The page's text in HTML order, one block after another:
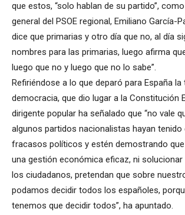
que estos, “solo hablan de su partido”,
general del PSOE regional, Emiliano García-
dice que primarias y otro día que no, al día
nombres para las primarias, luego afirma
luego que no y luego que no lo sabe”.
Refiriéndose a lo que deparó para España
democracia, que dio lugar a la Constitución
dirigente popular ha señalado que “no vale
algunos partidos nacionalistas hayan
fracasos políticos y estén demostrando
una gestión económica eficaz, ni
los ciudadanos, pretendan que sobre
podamos decidir todos los españoles,
tenemos que decidir todos”, ha apuntado.